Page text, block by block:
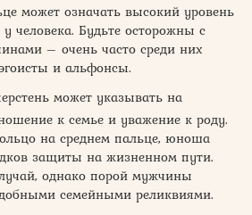
может означать высокий уровень
человека. Будьте осторожны с
– очень часто среди них
и альфонсы.
может указывать на
к семье и уважение к роду.
на среднем пальце, юноша
защиты на жизненном пути.
однако порой мужчины
семейными реликвиями.